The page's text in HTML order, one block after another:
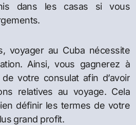
dans les casas si vous
voyager au Cuba nécessite
Ainsi, vous gagnerez à
votre consulat afin d’avoir
relatives au voyage. Cela
définir les termes de votre
grand profit.